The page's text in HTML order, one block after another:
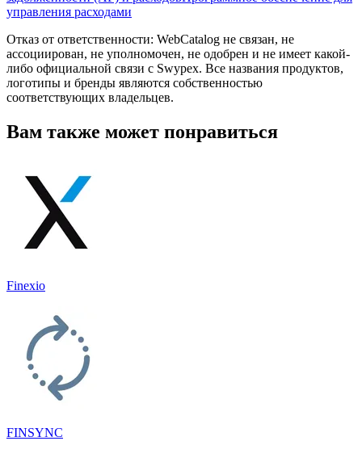
управления расходами
Отказ от ответственности: WebCatalog не связан, не
ассоциирован, не уполномочен, не одобрен и не имеет какой-
либо официальной связи с Swypex. Все названия продуктов,
логотипы и бренды являются собственностью
соответствующих владельцев.
Вам также может понравиться
Finexio
FINSYNC